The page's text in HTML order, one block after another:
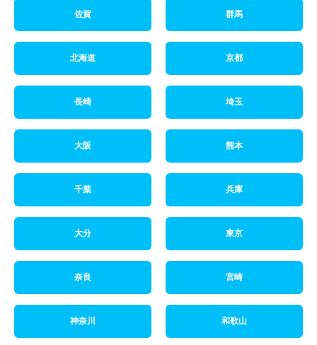
佐賀 群馬
北海道 京都
長崎 埼玉
大阪 熊本
千葉 兵庫
大分 東京
奈良 宮崎
神奈川 和歌山